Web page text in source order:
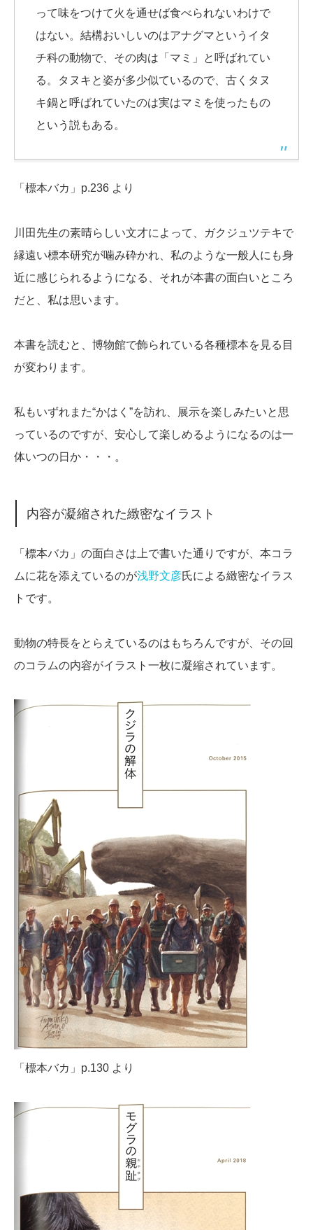
って味をつけて火を通せば食べられないわけで
はない。結構おいしいのはアナグマというイタ
チ科の動物で、その肉は「マミ」と呼ばれてい
る。タヌキと姿が多少似ているので、古くタヌ
キ鍋と呼ばれていたのは実はマミを使ったもの
という説もある。
「標本バカ」p.236 より
川田先生の素晴らしい文才によって、ガクジュツテキで
縁遠い標本研究が噛み砕かれ、私のような一般人にも身
近に感じられるようになる、それが本書の面白いところ
だと、私は思います。
本書を読むと、博物館で飾られている各種標本を見る目
が変わります。
私もいずれまた“かはく”を訪れ、展示を楽しみたいと思
っているのですが、安心して楽しめるようになるのは一
体いつの日か・・・。
内容が凝縮された緻密なイラスト
「標本バカ」の面白さは上で書いた通りですが、本コラ
ムに花を添えているのが浅野文彦氏による緻密なイラス
トです。
動物の特長をとらえているのはもちろんですが、その回
のコラムの内容がイラスト一枚に凝縮されています。
「標本バカ」p.130 より